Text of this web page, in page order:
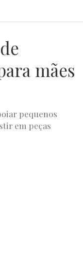
mães
pequenos
em peças